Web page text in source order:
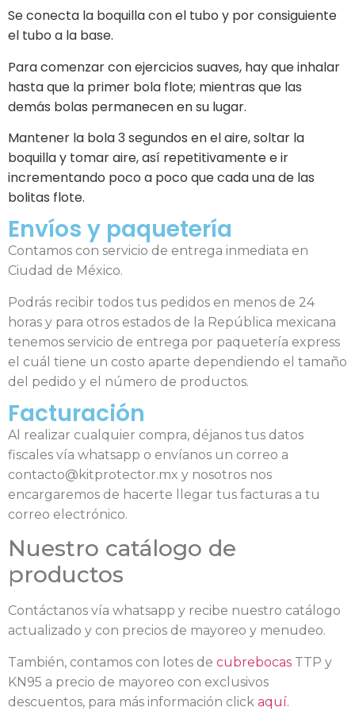
Se conecta la boquilla con el tubo y por consiguiente
el tubo a la base.
Para comenzar con ejercicios suaves, hay que inhalar
hasta que la primer bola flote; mientras que las
demás bolas permanecen en su lugar.
Mantener la bola 3 segundos en el aire, soltar la
boquilla y tomar aire, así repetitivamente e ir
incrementando poco a poco que cada una de las
bolitas flote.
Envíos y paquetería
Contamos con servicio de entrega inmediata en
Ciudad de México.
Podrás recibir todos tus pedidos en menos de 24
horas y para otros estados de la República mexicana
tenemos servicio de entrega por paquetería express
el cuál tiene un costo aparte dependiendo el tamaño
del pedido y el número de productos.
Facturación
Al realizar cualquier compra, déjanos tus datos
fiscales vía whatsapp o envíanos un correo a
contacto@kitprotector.mx y nosotros nos
encargaremos de hacerte llegar tus facturas a tu
correo electrónico.
Nuestro catálogo de
productos
Contáctanos vía whatsapp y recibe nuestro catálogo
actualizado y con precios de mayoreo y menudeo.
También, contamos con lotes de cubrebocas TTP y
KN95 a precio de mayoreo con exclusivos
descuentos, para más información click aquí.